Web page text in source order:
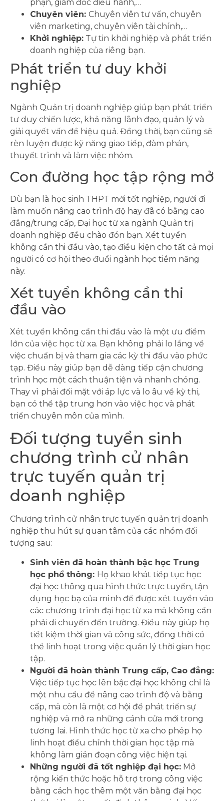
phận, giám đốc điều hành,…
Chuyên viên: Chuyên viên tư vấn, chuyên
viên marketing, chuyên viên tài chính,…
Khởi nghiệp: Tự tin khởi nghiệp và phát triển
doanh nghiệp của riêng bạn.
Phát triển tư duy khởi
nghiệp
Ngành Quản trị doanh nghiệp giúp bạn phát triển
tư duy chiến lược, khả năng lãnh đạo, quản lý và
giải quyết vấn đề hiệu quả. Đồng thời, bạn cũng sẽ
rèn luyện được kỹ năng giao tiếp, đàm phán,
thuyết trình và làm việc nhóm.
Con đường học tập rộng mở
Dù bạn là học sinh THPT mới tốt nghiệp, người đi
làm muốn nâng cao trình độ hay đã có bằng cao
đẳng/trung cấp, Đại học từ xa ngành Quản trị
doanh nghiệp đều chào đón bạn. Xét tuyển
không cần thi đầu vào, tạo điều kiện cho tất cả mọi
người có cơ hội theo đuổi ngành học tiềm năng
này.
Xét tuyển không cần thi
đầu vào
Xét tuyển không cần thi đầu vào là một ưu điểm
lớn của việc học từ xa. Bạn không phải lo lắng về
việc chuẩn bị và tham gia các kỳ thi đầu vào phức
tạp. Điều này giúp bạn dễ dàng tiếp cận chương
trình học một cách thuận tiện và nhanh chóng.
Thay vì phải đối mặt với áp lực và lo âu về kỳ thi,
bạn có thể tập trung hơn vào việc học và phát
triển chuyên môn của mình.
Đối tượng tuyển sinh
chương trình cử nhân
trực tuyến quản trị
doanh nghiệp
Chương trình cử nhân trực tuyến quản trị doanh
nghiệp thu hút sự quan tâm của các nhóm đối
tượng sau:
Sinh viên đã hoàn thành bậc học Trung
học phổ thông: Họ khao khát tiếp tục học
đại học thông qua hình thức trực tuyến, tận
dụng học bạ của mình để được xét tuyển vào
các chương trình đại học từ xa mà không cần
phải di chuyển đến trường. Điều này giúp họ
tiết kiệm thời gian và công sức, đồng thời có
thể linh hoạt trong việc quản lý thời gian học
tập.
Người đã hoàn thành Trung cấp, Cao đẳng:
Việc tiếp tục học lên bậc đại học không chỉ là
một nhu cầu để nâng cao trình độ và bằng
cấp, mà còn là một cơ hội để phát triển sự
nghiệp và mở ra những cánh cửa mới trong
tương lai. Hình thức học từ xa cho phép họ
linh hoạt điều chỉnh thời gian học tập mà
không làm gián đoạn công việc hiện tại.
Những người đã tốt nghiệp đại học: Mở
rộng kiến thức hoặc hỗ trợ trong công việc
bằng cách học thêm một văn bằng đại học